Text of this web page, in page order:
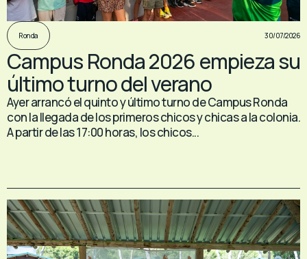
Ronda 30/07/2026
Campus Ronda 2026 empieza su
último turno del verano
Ayer arrancó el quinto y último turno de Campus Ronda
con la llegada de los primeros chicos y chicas a la colonia.
A partir de las 17:00 horas, los chicos...